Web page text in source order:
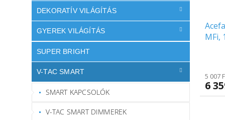
DEKORATÍV VILÁGÍTÁS
GYEREK VILÁGÍTÁS
SUPER BRIGHT
V-TAC SMART
SMART KAPCSOLÓK
V-TAC SMART DIMMEREK
MFi,
5 007
6